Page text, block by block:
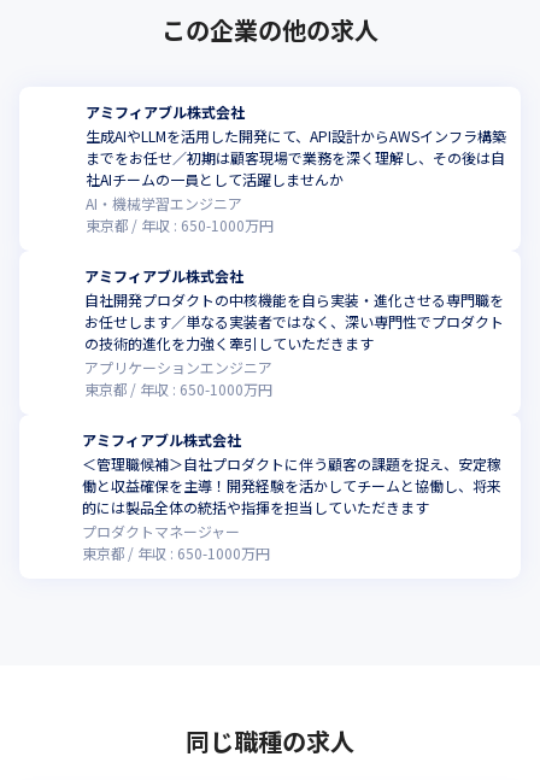
この企業の他の求人
アミフィアブル株式会社
生成AIやLLMを活用した開発にて、API設計からAWSインフラ構築
までをお任せ／初期は顧客現場で業務を深く理解し、その後は自
社AIチームの一員として活躍しませんか
AI・機械学習エンジニア
東京都
年収 : 650-1000万円
アミフィアブル株式会社
自社開発プロダクトの中核機能を自ら実装・進化させる専門職を
お任せします／単なる実装者ではなく、深い専門性でプロダクト
の技術的進化を力強く牽引していただきます
アプリケーションエンジニア
東京都
年収 : 650-1000万円
アミフィアブル株式会社
＜管理職候補＞自社プロダクトに伴う顧客の課題を捉え、安定稼
働と収益確保を主導！開発経験を活かしてチームと協働し、将来
的には製品全体の統括や指揮を担当していただきます
プロダクトマネージャー
東京都
年収 : 650-1000万円
同じ職種の求人